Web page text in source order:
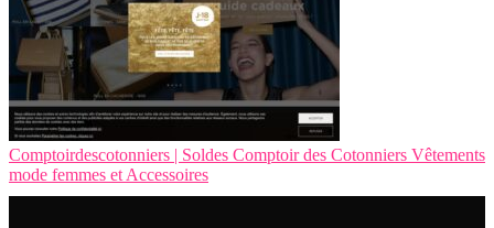
Comptoirdescotonniers | Soldes Comptoir des Cotonniers Vêtements
mode femmes et Accessoires